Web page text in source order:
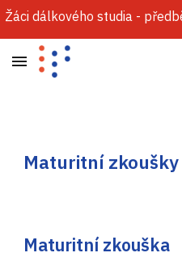
Maturitní zkoušky
Maturitní zkouška